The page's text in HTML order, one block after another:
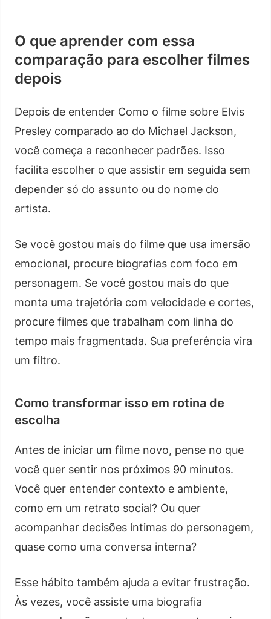
O que aprender com essa
comparação para escolher filmes
depois
Depois de entender Como o filme sobre Elvis
Presley comparado ao do Michael Jackson,
você começa a reconhecer padrões. Isso
facilita escolher o que assistir em seguida sem
depender só do assunto ou do nome do
artista.
Se você gostou mais do filme que usa imersão
emocional, procure biografias com foco em
personagem. Se você gostou mais do que
monta uma trajetória com velocidade e cortes,
procure filmes que trabalham com linha do
tempo mais fragmentada. Sua preferência vira
um filtro.
Como transformar isso em rotina de
escolha
Antes de iniciar um filme novo, pense no que
você quer sentir nos próximos 90 minutos.
Você quer entender contexto e ambiente,
como em um retrato social? Ou quer
acompanhar decisões íntimas do personagem,
quase como uma conversa interna?
Esse hábito também ajuda a evitar frustração.
Às vezes, você assiste uma biografia